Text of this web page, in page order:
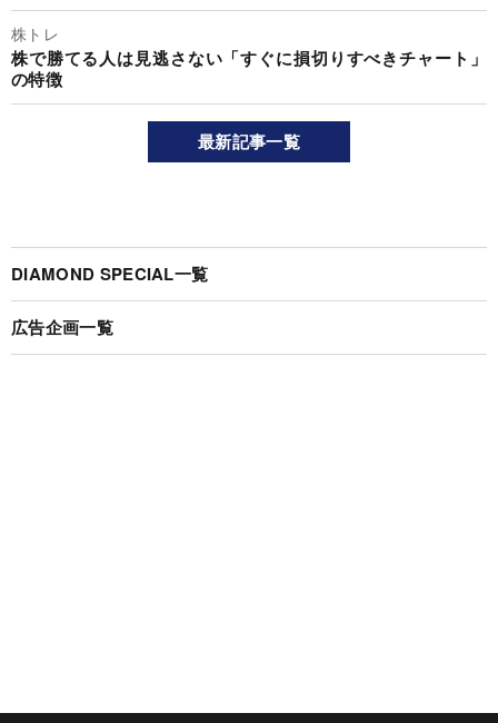
株トレ
株で勝てる人は見逃さない「すぐに損切りすべきチャート」
の特徴
最新記事一覧
DIAMOND SPECIAL一覧
広告企画一覧